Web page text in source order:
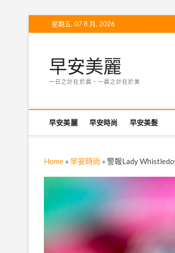
to
星期五, 07 8 月, 2026
早安美麗
一日之計在於晨，一晨之計在於美
早安美麗 早安時尚 早安美髮
Home » 早安時尚 » 警報Lady